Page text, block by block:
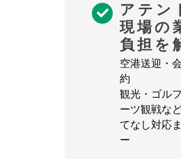
アテン
現場の
負担を
空港送迎・
約
観光・ゴル
ーツ観戦な
てなし対応
ー